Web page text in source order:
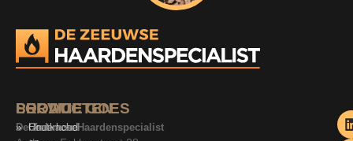
SERVICE
Onderhoud
PRODUCTEN
Houtkachel
LOCATIE GOES
De Zeeuwse Haardenspecialist